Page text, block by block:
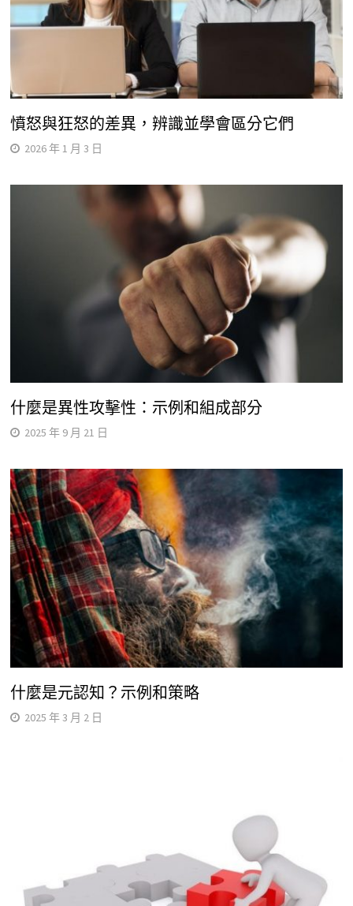
憤怒與狂怒的差異，辨識並學會區分它們
2026 年 1 月 3 日
什麼是異性攻擊性：示例和組成部分
2025 年 9 月 21 日
什麼是元認知？示例和策略
2025 年 3 月 2 日